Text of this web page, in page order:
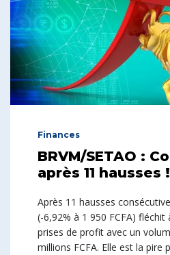
Finances
BRVM/SETAO :
après 11 hausses !
Après 11 hausses
(-6,92% à 1 950 FCFA)
prises de profit avec un
millions FCFA. Elle est la pire